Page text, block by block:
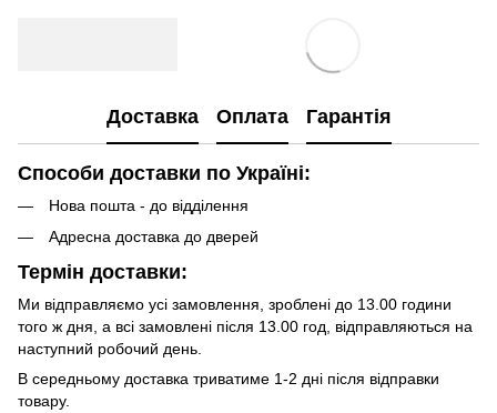
Доставка Оплата Гарантія
Способи доставки по Україні:
Нова пошта - до відділення
Адресна доставка до дверей
Термін доставки:
Ми відправляємо усі замовлення, зроблені до 13.00 години
того ж дня, а всі замовлені після 13.00 год, відправляються на
наступний робочий день.
В середньому доставка триватиме 1-2 дні після відправки
товару.